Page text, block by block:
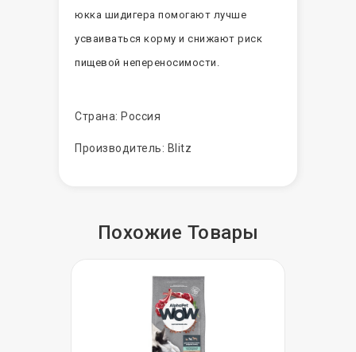
юкка шидигера помогают лучше
усваиваться корму и снижают риск
пищевой непереносимости.
Страна: Россия
Производитель: Blitz
Похожие Товары